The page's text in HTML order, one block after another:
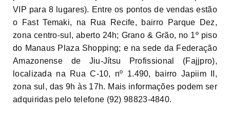
VIP para 8 lugares). Entre os pontos de vendas estão
o Fast Temaki, na Rua Recife, bairro Parque Dez,
zona centro-sul, aberto 24h; Grano & Grão, no 1º piso
do Manaus Plaza Shopping; e na sede da Federação
Amazonense de Jiu-Jítsu Profissional (Fajjpro),
localizada na Rua C-10, nº 1.490, bairro Japiim II,
zona sul, das 9h às 17h. Mais informações podem ser
adquiridas pelo telefone (92) 98823-4840.